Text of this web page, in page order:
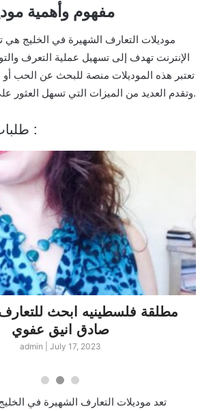
مفهوم وأهمية
موديلات التعارف الشهيرة في الخليج هي
الإنترنت تهدف إلى تسهيل عملية التعرف
تعتبر هذه الموديلات منصة للبحث عن الحب أو
وتقدم العديد من الميزات التي تسهل العثور على الشريك المناسب.
طلبات تعارف اخرى :
مطلقة فلسطينيه ابحث
صادق انيق عفوي
admin July 17, 2023
تعد موديلات التعارف الشهيرة في